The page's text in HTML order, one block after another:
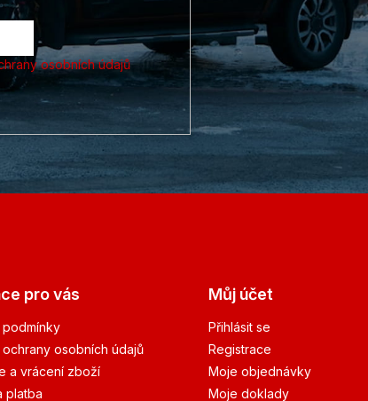
osobních údajů
pro vás
osobních údajů
a vrácení zboží
platba
Můj účet
Přihlásit se
Registrace
Moje objednávky
Moje doklady